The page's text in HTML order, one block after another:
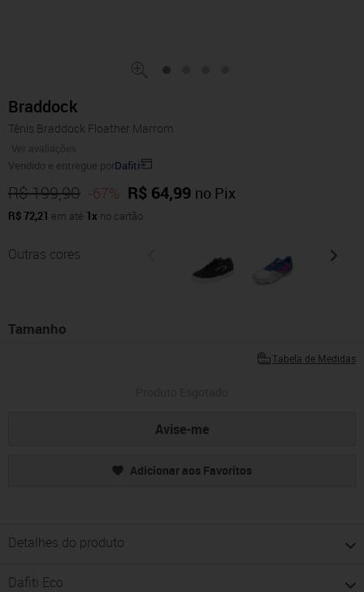
Braddock
Tênis Braddock Floather Marrom
Ver avaliações
Vendido e entregue porDafiti
R$ 199,90 -67% R$ 64,99 no Pix
R$ 72,21 em até 1x no cartão
Outras cores
Tamanho
Tabela de Medidas
Avise-me
Adicionar aos Favoritos
Detalhes do produto
Dafiti Eco